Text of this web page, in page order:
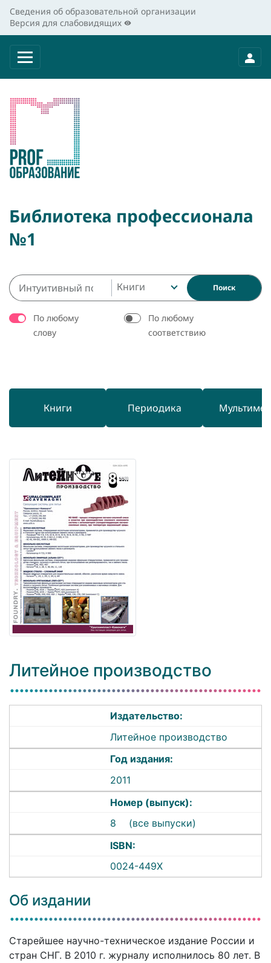
Сведения об образовательной организации
Версия для слабовидящих
Библиотека профессионала
№1
Книги Поиск
По любому
слову
По любому
соответствию
Книги Периодика
Литейное производство
Издательство:
Литейное производство
Год издания:
2011
Номер (выпуск):
8
(все выпуски)
ISBN:
0024-449X
Об издании
Старейшее научно-техническое издание России и
стран СНГ. В 2010 г. журналу исполнилось 80 лет. В